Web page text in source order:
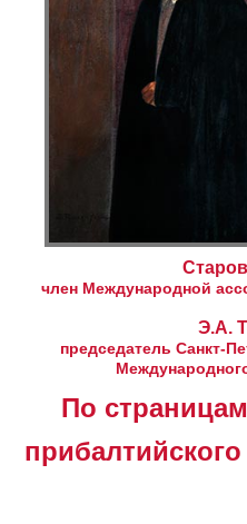
член Международной
Э.А.
председатель Санкт-
По